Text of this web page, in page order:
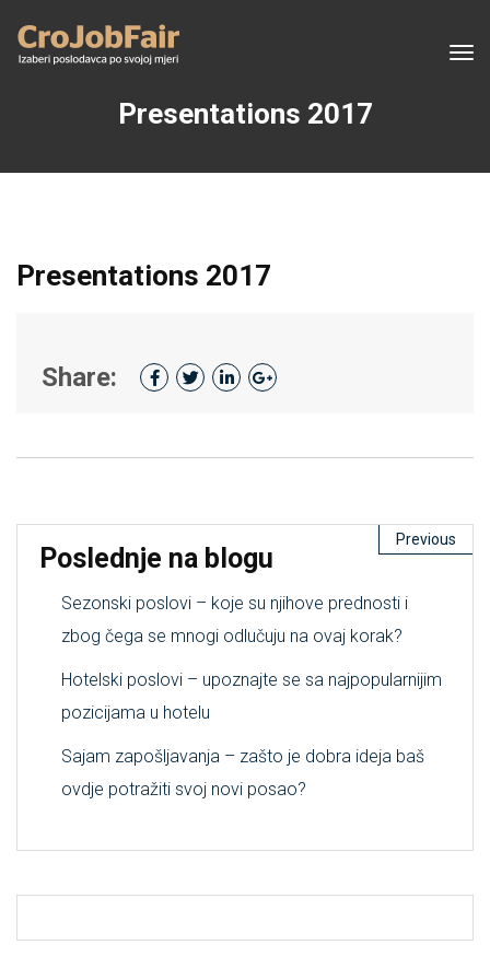
Presentations 2017
Presentations 2017
Share:
Previous
Poslednje na blogu
Sezonski poslovi – koje su njihove prednosti i
zbog čega se mnogi odlučuju na ovaj korak?
Hotelski poslovi – upoznajte se sa najpopularnijim
pozicijama u hotelu
Sajam zapošljavanja – zašto je dobra ideja baš
ovdje potražiti svoj novi posao?